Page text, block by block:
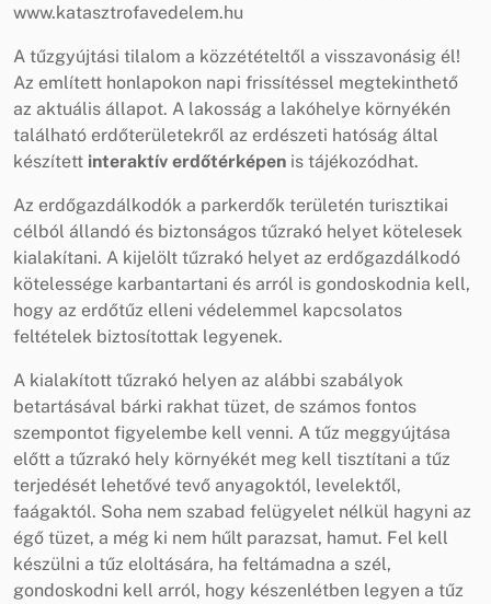
www.katasztrofavedelem.hu
A tűzgyújtási tilalom a közzétételtől a visszavonásig él!
Az említett honlapokon napi frissítéssel megtekinthető
az aktuális állapot. A lakosság a lakóhelye környékén
található erdőterületekről az erdészeti hatóság által
készített interaktív erdőtérképen is tájékozódhat.
Az erdőgazdálkodók a parkerdők területén turisztikai
célból állandó és biztonságos tűzrakó helyet kötelesek
kialakítani. A kijelölt tűzrakó helyet az erdőgazdálkodó
kötelessége karbantartani és arról is gondoskodnia kell,
hogy az erdőtűz elleni védelemmel kapcsolatos
feltételek biztosítottak legyenek.
A kialakított tűzrakó helyen az alábbi szabályok
betartásával bárki rakhat tüzet, de számos fontos
szempontot figyelembe kell venni. A tűz meggyújtása
előtt a tűzrakó hely környékét meg kell tisztítani a tűz
terjedését lehetővé tevő anyagoktól, levelektől,
faágaktól. Soha nem szabad felügyelet nélkül hagyni az
égő tüzet, a még ki nem hűlt parazsat, hamut. Fel kell
készülni a tűz eloltására, ha feltámadna a szél,
gondoskodni kell arról, hogy készenlétben legyen a tűz